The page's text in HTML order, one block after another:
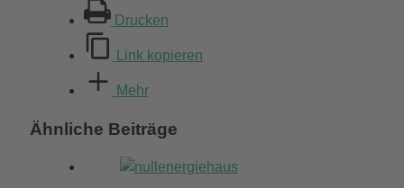
Drucken
Link kopieren
Mehr
Ähnliche Beiträge